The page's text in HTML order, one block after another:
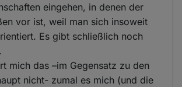
eingehen, in denen der
vor ist, weil man sich insoweit
Es gibt schließlich noch
mich das –im Gegensatz zu den
nicht- zumal es mich (und die